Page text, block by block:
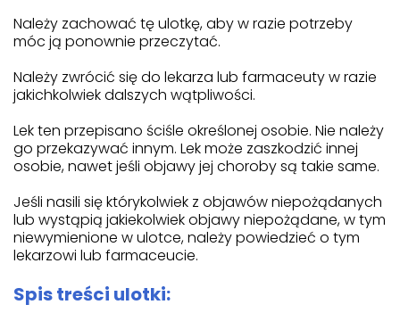
Należy zachować tę ulotkę, aby w razie potrzeby
móc ją ponownie przeczytać.
Należy zwrócić się do lekarza lub farmaceuty w razie
jakichkolwiek dalszych wątpliwości.
Lek ten przepisano ściśle określonej osobie. Nie należy
go przekazywać innym. Lek może zaszkodzić innej
osobie, nawet jeśli objawy jej choroby są takie same.
Jeśli nasili się którykolwiek z objawów niepożądanych
lub wystąpią jakiekolwiek objawy niepożądane, w tym
niewymienione w ulotce, należy powiedzieć o tym
lekarzowi lub farmaceucie.
Spis treści ulotki: